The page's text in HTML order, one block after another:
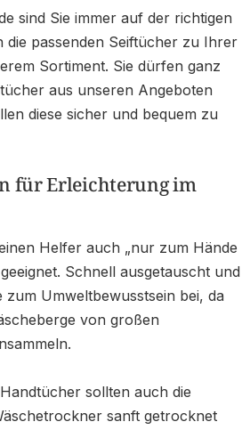
sind Sie immer auf der richtigen
die passenden Seiftücher zu Ihrer
Sortiment. Sie dürfen ganz
aus unseren Angeboten
diese sicher und bequem zu
für Erleichterung im
Helfer auch „nur zum Hände
Schnell ausgetauscht und
zum Umweltbewusstsein bei, da
von großen
sollten auch die
sanft getrocknet